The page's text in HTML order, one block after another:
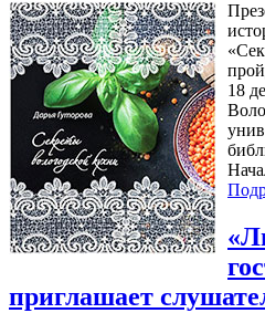
18
приглашает